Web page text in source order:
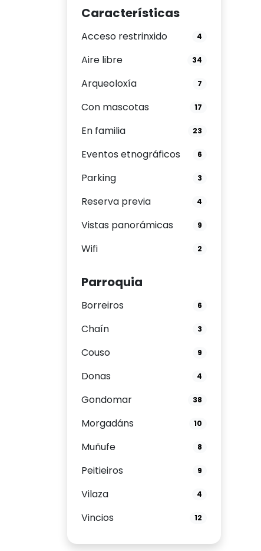
Características
Acceso restrinxido 4
Aire libre 34
Arqueoloxía 7
Con mascotas 17
En familia 23
Eventos etnográficos 6
Parking 3
Reserva previa 4
Vistas panorámicas 9
Wifi 2
Parroquia
Borreiros 6
Chaín 3
Couso 9
Donas 4
Gondomar 38
Morgadáns 10
Muñufe 8
Peitieiros 9
Vilaza 4
Vincios 12